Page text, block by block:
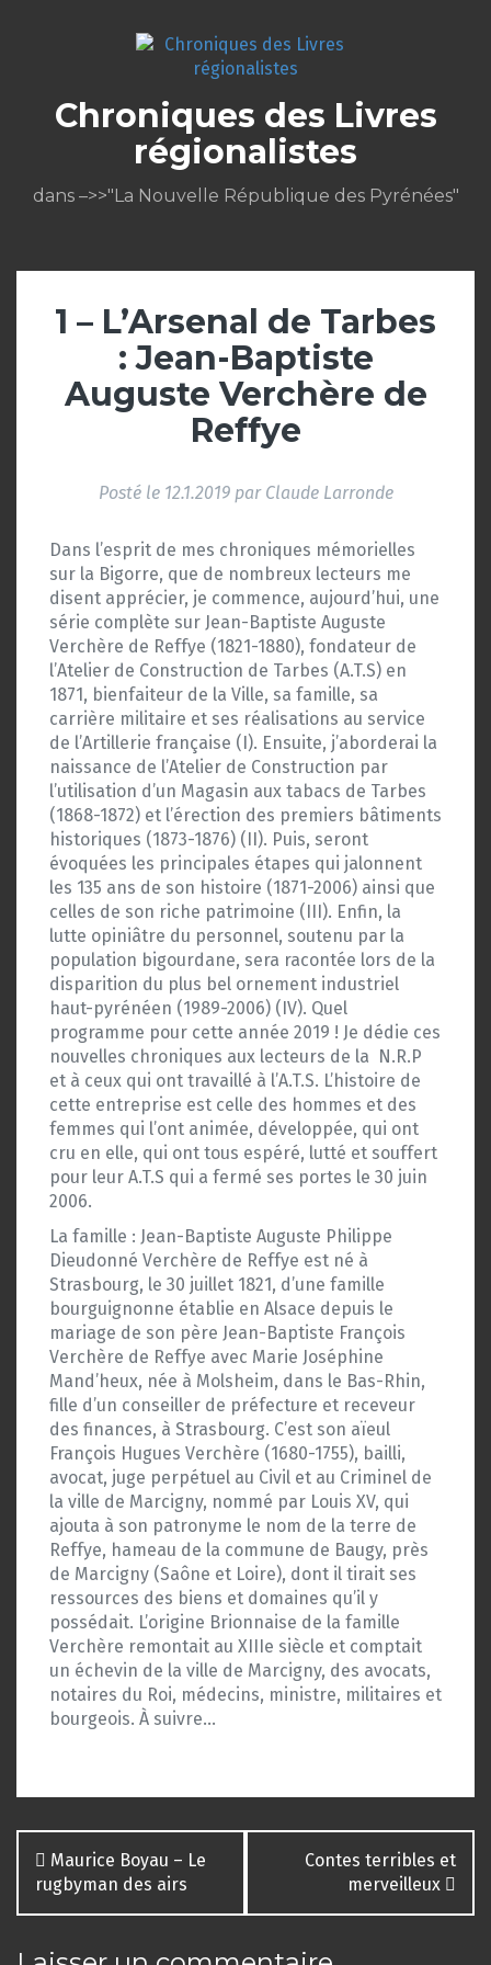
Chroniques des Livres
régionalistes
dans –>>"La Nouvelle République des Pyrénées"
1 – L’Arsenal de Tarbes
: Jean-Baptiste
Auguste Verchère de
Reffye
Posté le 12.1.2019par Claude Larronde
Dans l’esprit de mes chroniques mémorielles
sur la Bigorre, que de nombreux lecteurs me
disent apprécier, je commence, aujourd’hui, une
série complète sur Jean-Baptiste Auguste
Verchère de Reffye (1821-1880), fondateur de
l’Atelier de Construction de Tarbes (A.T.S) en
1871, bienfaiteur de la Ville, sa famille, sa
carrière militaire et ses réalisations au service
de l’Artillerie française (I). Ensuite, j’aborderai la
naissance de l’Atelier de Construction par
l’utilisation d’un Magasin aux tabacs de Tarbes
(1868-1872) et l’érection des premiers bâtiments
historiques (1873-1876) (II). Puis, seront
évoquées les principales étapes qui jalonnent
les 135 ans de son histoire (1871-2006) ainsi que
celles de son riche patrimoine (III). Enfin, la
lutte opiniâtre du personnel, soutenu par la
population bigourdane, sera racontée lors de la
disparition du plus bel ornement industriel
haut-pyrénéen (1989-2006) (IV). Quel
programme pour cette année 2019 ! Je dédie ces
nouvelles chroniques aux lecteurs de la N.R.P
et à ceux qui ont travaillé à l’A.T.S. L’histoire de
cette entreprise est celle des hommes et des
femmes qui l’ont animée, développée, qui ont
cru en elle, qui ont tous espéré, lutté et souffert
pour leur A.T.S qui a fermé ses portes le 30 juin
2006.
La famille : Jean-Baptiste Auguste Philippe
Dieudonné Verchère de Reffye est né à
Strasbourg, le 30 juillet 1821, d’une famille
bourguignonne établie en Alsace depuis le
mariage de son père Jean-Baptiste François
Verchère de Reffye avec Marie Joséphine
Mand’heux, née à Molsheim, dans le Bas-Rhin,
fille d’un conseiller de préfecture et receveur
des finances, à Strasbourg. C’est son aïeul
François Hugues Verchère (1680-1755), bailli,
avocat, juge perpétuel au Civil et au Criminel de
la ville de Marcigny, nommé par Louis XV, qui
ajouta à son patronyme le nom de la terre de
Reffye, hameau de la commune de Baugy, près
de Marcigny (Saône et Loire), dont il tirait ses
ressources des biens et domaines qu’il y
possédait. L’origine Brionnaise de la famille
Verchère remontait au XIIIe siècle et comptait
un échevin de la ville de Marcigny, des avocats,
notaires du Roi, médecins, ministre, militaires et
bourgeois. À suivre…
Navigation
des
articles
Maurice Boyau – Le
rugbyman des airs
Contes terribles et
merveilleux